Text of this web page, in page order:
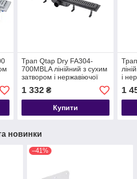
Трап Qtap Dry FA304-
700MBLA лінійний з сухим
затвором і нержавіючої
сіткою 700х73
1 332₴
Купити
і
1
новинки
–41%